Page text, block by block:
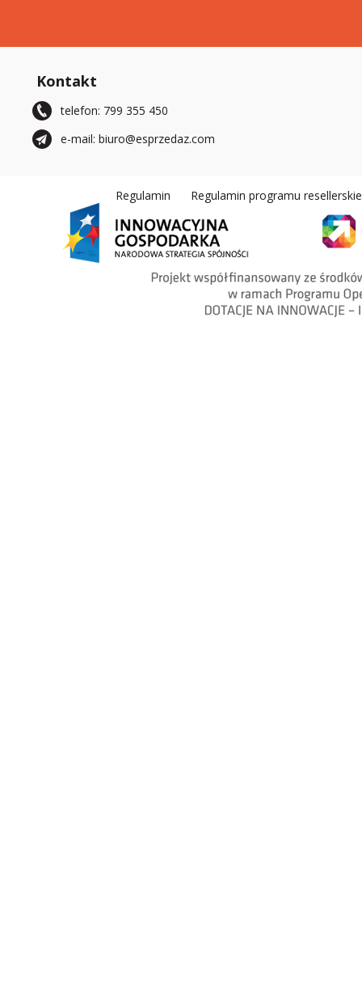
Kontakt
telefon: 799 355 450
e-mail: biuro@esprzedaz.com
Regulamin Regulamin programu